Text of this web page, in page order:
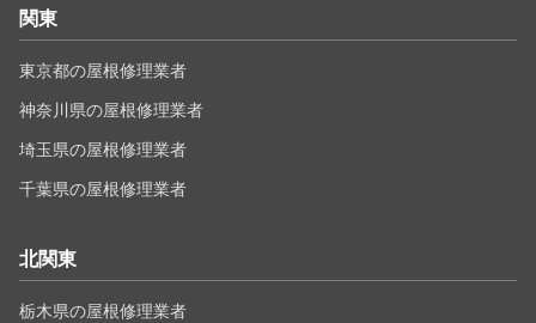
関東
東京都の屋根修理業者
神奈川県の屋根修理業者
埼玉県の屋根修理業者
千葉県の屋根修理業者
北関東
栃木県の屋根修理業者